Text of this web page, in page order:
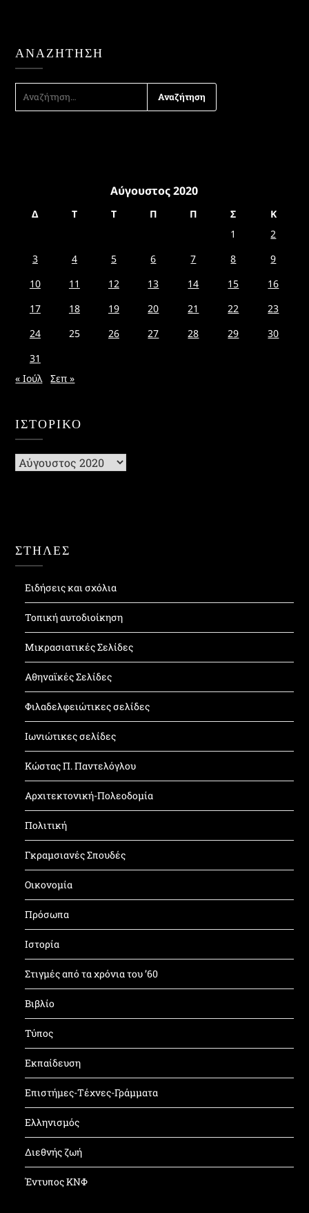
ΑΝΑΖΉΤΗΣΗ
ΑΝΑΖΉΤΗΣΗ
ΓΙΑ:
Αύγουστος 2020
Δ Τ Τ Π Π Σ
Κ
1
2
3
4 5 6 7 8
9
10
11 12 13 14 15
16
17
18 19 20 21 22
23
24
25 26 27 28 29
30
31
« Ιούλ
Σεπ »
ΙΣΤΟΡΙΚΌ
Ιστορικό
ΣΤΗΛΕΣ
Ειδήσεις και σχόλια
Τοπική αυτοδιοίκηση
Μικρασιατικές Σελίδες
Αθηναϊκές Σελίδες
Φιλαδελφειώτικες σελίδες
Ιωνιώτικες σελίδες
Κώστας Π. Παντελόγλου
Αρχιτεκτονική-Πολεοδομία
Πολιτική
Γκραμσιανές Σπουδές
Οικονομία
Πρόσωπα
Ιστορία
Στιγμές από τα χρόνια του ’60
Βιβλίο
Τύπος
Εκπαίδευση
Επιστήμες-Τέχνες-Γράμματα
Ελληνισμός
Διεθνής ζωή
Έντυπος ΚΝΦ